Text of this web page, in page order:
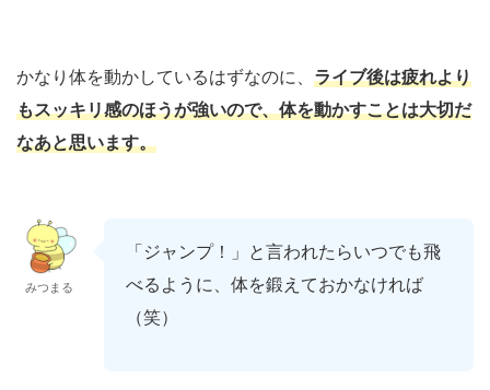
かなり体を動かしているはずなのに、 ライブ後は疲れより
もスッキリ感のほうが強いので、体を動かすことは大切だ
なあと思います。
みつまる
「ジャンプ！」と言われたらいつでも飛
べるように、体を鍛えておかなければ
（笑）